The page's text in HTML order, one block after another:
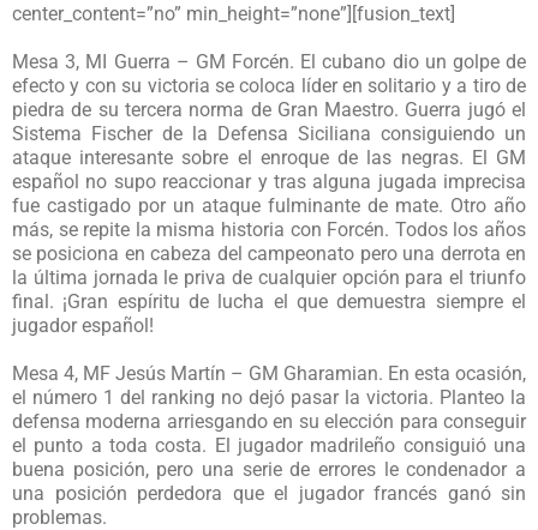
center_content=”no” min_height=”none”][fusion_text]
Mesa 3, MI Guerra – GM Forcén. El cubano dio un golpe de
efecto y con su victoria se coloca líder en solitario y a tiro de
piedra de su tercera norma de Gran Maestro. Guerra jugó el
Sistema Fischer de la Defensa Siciliana consiguiendo un
ataque interesante sobre el enroque de las negras. El GM
español no supo reaccionar y tras alguna jugada imprecisa
fue castigado por un ataque fulminante de mate. Otro año
más, se repite la misma historia con Forcén. Todos los años
se posiciona en cabeza del campeonato pero una derrota en
la última jornada le priva de cualquier opción para el triunfo
final. ¡Gran espíritu de lucha el que demuestra siempre el
jugador español!
Mesa 4, MF Jesús Martín – GM Gharamian. En esta ocasión,
el número 1 del ranking no dejó pasar la victoria. Planteo la
defensa moderna arriesgando en su elección para conseguir
el punto a toda costa. El jugador madrileño consiguió una
buena posición, pero una serie de errores le condenador a
una posición perdedora que el jugador francés ganó sin
problemas.